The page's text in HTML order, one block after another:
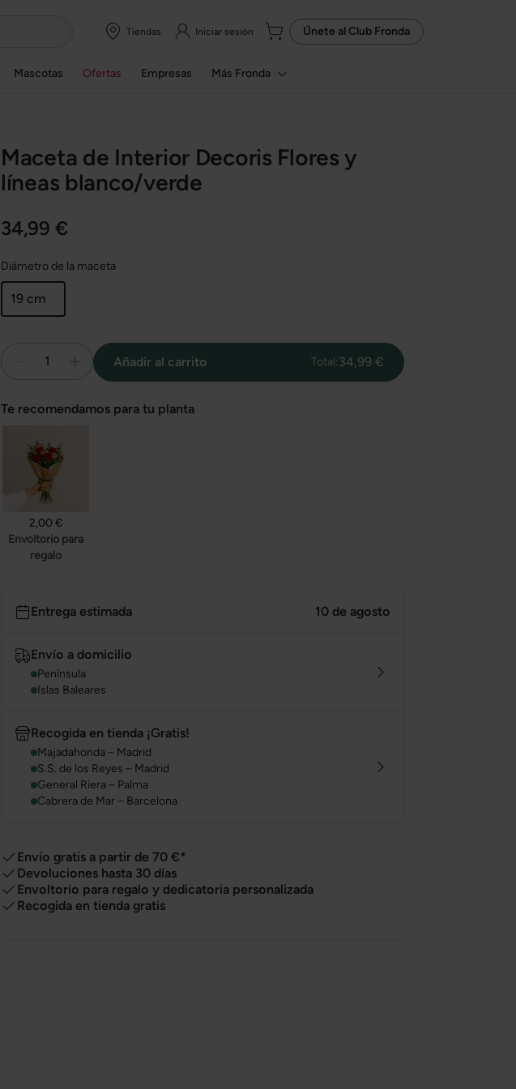
Tiendas Iniciar sesión Únete al Club Fronda
Mascotas Ofertas Empresas Más Fronda
Maceta de Interior Decoris Flores y
líneas blanco/verde
34,99 €
Diámetro de la maceta
19 cm
1 Añadir al carrito Total:34,99 €
Te recomendamos para tu planta
2,00 €
Envoltorio para
regalo
Entrega estimada 10 de agosto
Envío a domicilio
Península
Islas Baleares
Recogida en tienda ¡Gratis!
Majadahonda – Madrid
S.S. de los Reyes – Madrid
General Riera – Palma
Cabrera de Mar – Barcelona
Envío gratis a partir de 70 €*
Devoluciones hasta 30 días
Envoltorio para regalo y dedicatoria personalizada
Recogida en tienda gratis